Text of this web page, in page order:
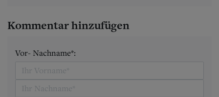
Kommentar hinzufügen
Vor- Nachname*: